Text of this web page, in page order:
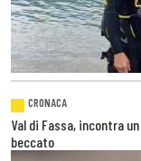
CRONACA
Val di Fassa, incontra
beccato